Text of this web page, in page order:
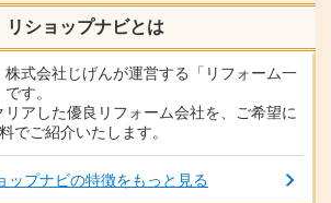
リショップナビとは
株式会社じげんが運営する「リフォーム一
す。
リアした優良リフォーム会社を、ご希望に
でご紹介いたします。
ップナビの特徴をもっと見る